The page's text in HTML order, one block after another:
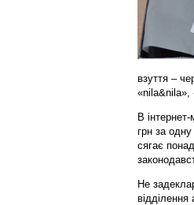
взуття –
«nila&nila»,
В
грн за
сягає
Не
відділення